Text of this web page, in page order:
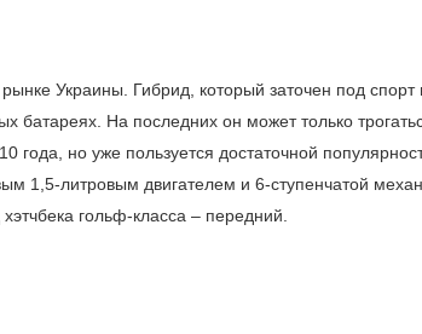
Украины. Гибрид, который заточен под спорт
батареях. На последних он может только
года, но уже пользуется достаточной
1,5-литровым двигателем и 6-ступенчатой
гольф-класса – передний.